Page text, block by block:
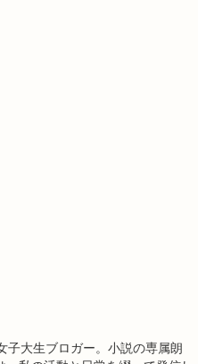
子大生ブロガー。小説の専属朗